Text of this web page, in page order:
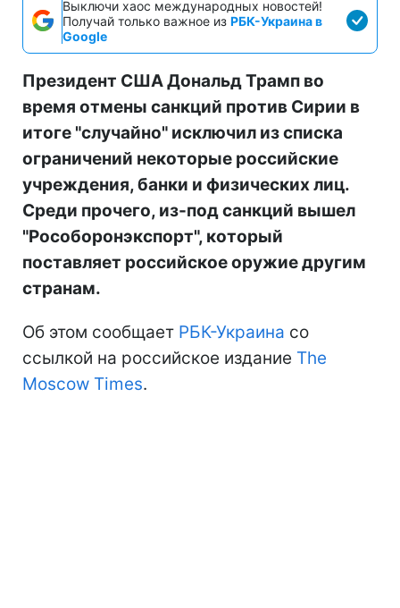
Выключи хаос международных новостей!
Получай только важное из РБК-Украина в
Google
Президент США Дональд Трамп во
время отмены санкций против Сирии в
итоге "случайно" исключил из списка
ограничений некоторые российские
учреждения, банки и физических лиц.
Среди прочего, из-под санкций вышел
"Рособоронэкспорт", который
поставляет российское оружие другим
странам.
Об этом сообщает РБК-Украина со
ссылкой на российское издание The
Moscow Times.